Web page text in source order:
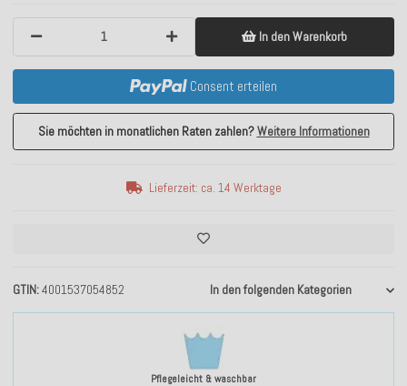
Pflegeleicht & waschbar
GTIN 4001537054852 In den folgenden Kategorien
In den Warenkorb
Consent erteilen
Sie möchten in monatlichen Raten zahlen?Weitere Informationen
Lieferzeit: ca. 14 Werktage